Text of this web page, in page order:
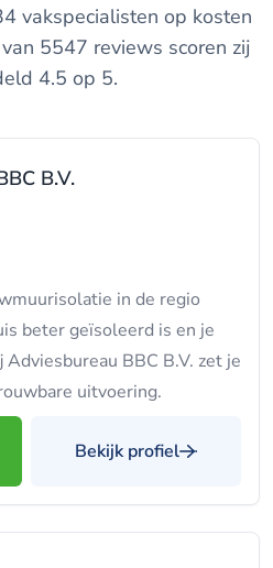
vakspecialisten op kosten
5547 reviews scoren zij
4.5 op 5.
B.V.
in de regio
beter geïsoleerd is en je
BBC B.V. zet je
uitvoering.
Bekijk profiel